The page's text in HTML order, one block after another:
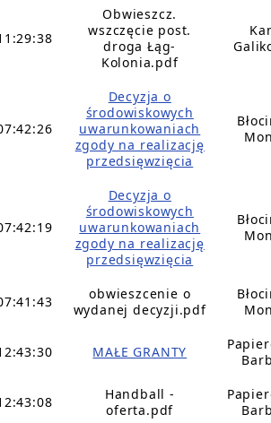
Obwieszcz.
wszczęcie post.
droga Łąg-
Kolonia.pdf
Decyzja o
środowiskowych
uwarunkowaniach
zgody na realizację
przedsięwzięcia
Decyzja o
środowiskowych
uwarunkowaniach
zgody na realizację
przedsięwzięcia
obwieszcenie o
wydanej decyzji.pdf
MAŁE GRANTY
Handball -
oferta.pdf